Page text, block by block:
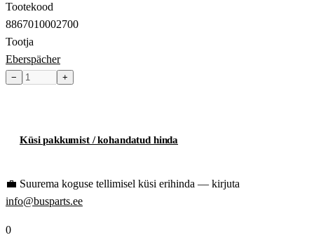
Tootekood
8867010002700
Tootja
Eberspächer
− +
Küsi pakkumist / kohandatud hinda
💼 Suurema koguse tellimisel küsi erihinda — kirjuta
info@busparts.ee
0